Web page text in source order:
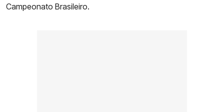
Campeonato Brasileiro.